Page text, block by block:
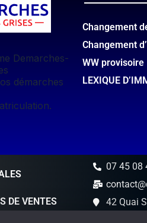
Demarches-
démarches
Changement
Changement
WW provisoire
LEXIQUE
DE VENTES
07 45 08
42 Quai